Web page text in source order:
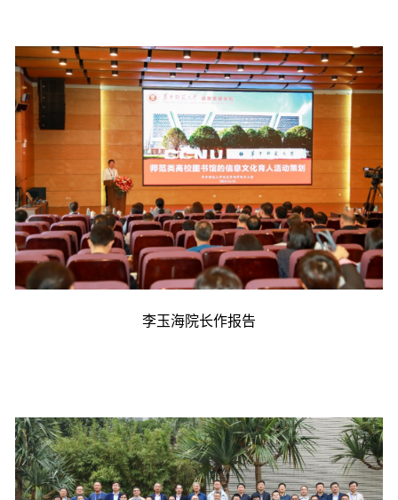
李玉海院长作报告